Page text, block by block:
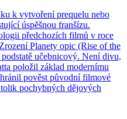
k vytvoření prequelu nebo
úspěšnou franšízu.
předchozích filmů v roce
Planety opic (Rise of the
učebnicový. Není divu,
položil základ modernímu
pověst původní filmové
pochybných dějových